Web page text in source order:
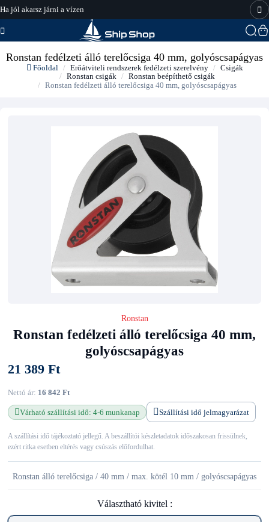
Ha jól akarsz járni a vízen
hajo-felszereles.hu
Ronstan fedélzeti álló terelőcsiga 40 mm, golyóscsapágyas
Főoldal Erőátviteli rendszerek fedélzeti szerelvény
Csigák
Ronstan csigák
Ronstan beépíthető csigák
Ronstan fedélzeti álló terelőcsiga 40 mm, golyóscsapágyas
Ronstan
Ronstan fedélzeti álló terelőcsiga 40 mm,
golyóscsapágyas
21 389 Ft
Nettó ár: 16 842 Ft
Várható szállítási idő: 4-6 munkanap Szállítási idő jelmagyarázat
A szállítási idő tájékoztató jellegű. A beszállítói készletadatok időszakosan frissülnek,
ezért ritka esetben eltérés vagy csúszás előfordulhat.
Ronstan álló terelőcsiga / 40 mm / max. kötél 10 mm / golyóscsapágyas
Választható kivitel :